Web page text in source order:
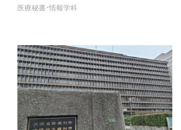
医療秘書・情報学科